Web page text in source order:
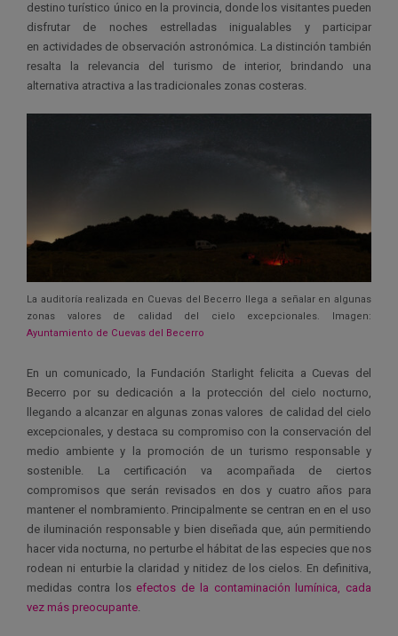
destino turístico único en la provincia, donde los visitantes pueden
disfrutar de noches estrelladas inigualables y participar
en actividades de observación astronómica. La distinción también
resalta la relevancia del turismo de interior, brindando una
alternativa atractiva a las tradicionales zonas costeras.
La auditoría realizada en Cuevas del Becerro llega a señalar en algunas
zonas valores de calidad del cielo excepcionales. Imagen:
Ayuntamiento de Cuevas del Becerro
En un comunicado, la Fundación Starlight felicita a Cuevas del
Becerro por su dedicación a la protección del cielo nocturno,
llegando a alcanzar en algunas zonas valores de calidad del cielo
excepcionales, y destaca su compromiso con la conservación del
medio ambiente y la promoción de un turismo responsable y
sostenible. La certificación va acompañada de ciertos
compromisos que serán revisados en dos y cuatro años para
mantener el nombramiento. Principalmente se centran en en el uso
de iluminación responsable y bien diseñada que, aún permitiendo
hacer vida nocturna, no perturbe el hábitat de las especies que nos
rodean ni enturbie la claridad y nitidez de los cielos. En definitiva,
medidas contra los efectos de la contaminación lumínica, cada
vez más preocupante